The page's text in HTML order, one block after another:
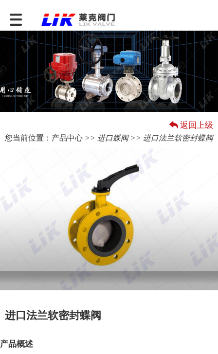
您当前位置： 产品中心 >> 进口蝶阀>> 进口法兰软密封蝶阀
返回上级
进口法兰软密封蝶阀
产品概述